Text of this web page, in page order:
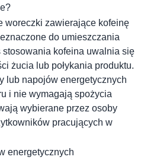
woreczki zawierające kofeinę
do umieszczania
kofeina uwalnia się
żucia lub połykania produktu.
lub napojów energetycznych
i nie wymagają spożycia
wybierane przez osoby
pracujących w
energetycznych